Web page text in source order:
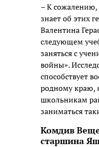
– К сожалению,
знает об этих
Валентина
следующем
заняться с
войны».
способствует
родному краю,
школьникам
заниматься
Комдив
старшина